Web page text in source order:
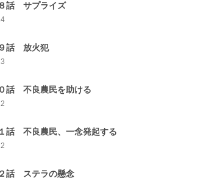
話 サプライズ
話 放火犯
話 不良農民を助ける
話 不良農民、一念発起する
話 ステラの懸念